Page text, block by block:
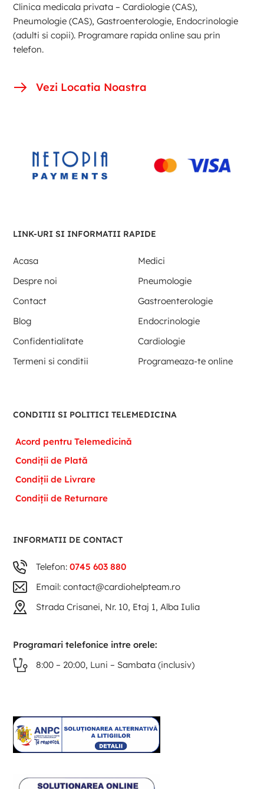
Clinica medicala privata – Cardiologie (CAS),
Pneumologie (CAS), Gastroenterologie, Endocrinologie
(adulti si copii). Programare rapida online sau prin
telefon.
Vezi Locatia Noastra
LINK-URI SI INFORMATII RAPIDE
Acasa
Medici
Despre noi
Pneumologie
Contact
Gastroenterologie
Blog
Endocrinologie
Confidentialitate
Cardiologie
Termeni si conditii
Programeaza-te online
CONDITII SI POLITICI TELEMEDICINA
Acord pentru Telemedicină
Condiții de Plată
Condiții de Livrare
Condiții de Returnare
INFORMATII DE CONTACT
Telefon:0745 603 880
Email: contact@cardiohelpteam.ro
Strada Crisanei, Nr. 10, Etaj 1, Alba Iulia
Programari telefonice intre orele:
8:00 – 20:00, Luni – Sambata (inclusiv)